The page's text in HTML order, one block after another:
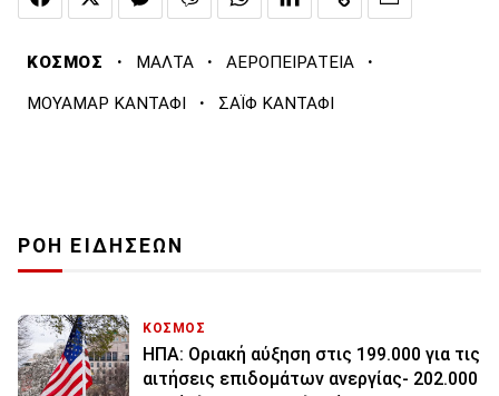
ΚΟΣΜΟΣ · ΜΑΛΤΑ · ΑΕΡΟΠΕΙΡΑΤΕΙΑ ·
ΜΟΥΑΜΑΡ ΚΑΝΤΑΦΙ · ΣΑΪΦ ΚΑΝΤΑΦΙ
ΡΟΗ ΕΙΔΗΣΕΩΝ
ΚΟΣΜΟΣ
ΗΠΑ: Οριακή αύξηση στις 199.000 για τις
αιτήσεις επιδομάτων ανεργίας- 202.000